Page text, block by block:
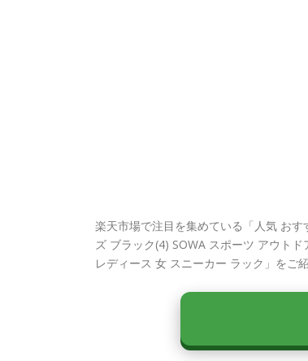
楽天市場で注目を集めている「人気 お
ズ ブラック(4) SOWA スポーツ アウト
レディース 女 スニーカー ラック」をご